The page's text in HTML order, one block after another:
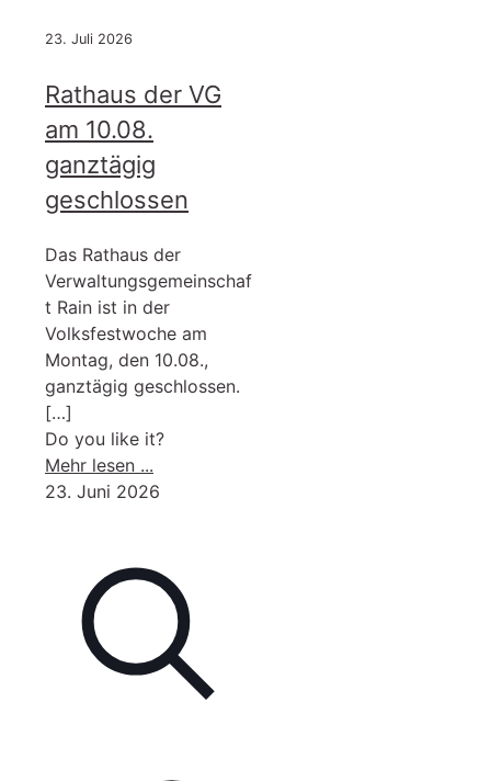
23. Juli 2026
Rathaus der VG
am 10.08.
ganztägig
geschlossen
Das Rathaus der
Verwaltungsgemeinschaf
t Rain ist in der
Volksfestwoche am
Montag, den 10.08.,
ganztägig geschlossen.
[…]
Do you like it?
Mehr lesen ...
Rathaus
am
10.08.
ganztägig
geschlossen
23. Juni 2026